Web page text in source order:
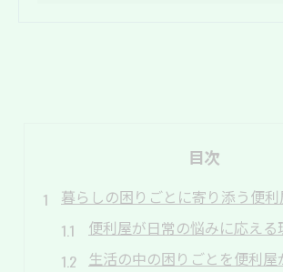
目次
暮らしの困りごとに寄り添う便
便利屋が日常の悩みに応える
生活の中の困りごとを便利屋